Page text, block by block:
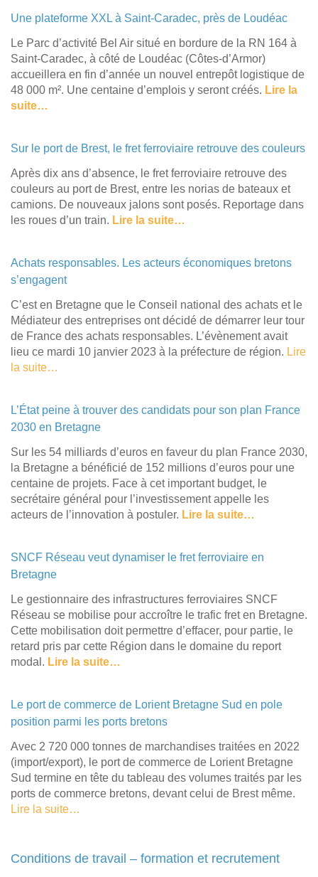
Une plateforme XXL à Saint-Caradec, près de Loudéac
​Le Parc d’activité Bel Air situé en bordure de la RN 164 à
Saint-Caradec, à côté de Loudéac (Côtes-d’Armor)
accueillera en fin d’année un nouvel entrepôt logistique de
48 000 m². Une centaine d’emplois y seront créés. Lire la
suite…
Sur le port de Brest, le fret ferroviaire retrouve des couleurs
Après dix ans d’absence, le fret ferroviaire retrouve des
couleurs au port de Brest, entre les norias de bateaux et
camions. De nouveaux jalons sont posés. Reportage dans
les roues d’un train. Lire la suite…
Achats responsables. Les acteurs économiques bretons
s’engagent
​C’est en Bretagne que le Conseil national des achats et le
Médiateur des entreprises ont décidé de démarrer leur tour
de France des achats responsables. L’évènement avait
lieu ce mardi 10 janvier 2023 à la préfecture de région. Lire
la suite…
L’État peine à trouver des candidats pour son plan France
2030 en Bretagne
​Sur les 54 milliards d’euros en faveur du plan France 2030,
la Bretagne a bénéficié de 152 millions d’euros pour une
centaine de projets. Face à cet important budget, le
secrétaire général pour l’investissement appelle les
acteurs de l’innovation à postuler. Lire la suite…
SNCF Réseau veut dynamiser le fret ferroviaire en
Bretagne
Le gestionnaire des infrastructures ferroviaires SNCF
Réseau se mobilise pour accroître le trafic fret en Bretagne.
Cette mobilisation doit permettre d’effacer, pour partie, le
retard pris par cette Région dans le domaine du report
modal. Lire la suite…
Le port de commerce de Lorient Bretagne Sud en pole
position parmi les ports bretons
Avec 2 720 000 tonnes de marchandises traitées en 2022
(import/export), le port de commerce de Lorient Bretagne
Sud termine en tête du tableau des volumes traités par les
ports de commerce bretons, devant celui de Brest même.
Lire la suite…
Conditions de travail – formation et recrutement